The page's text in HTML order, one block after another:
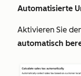
Automatisierte
Aktivieren Sie
automatisch